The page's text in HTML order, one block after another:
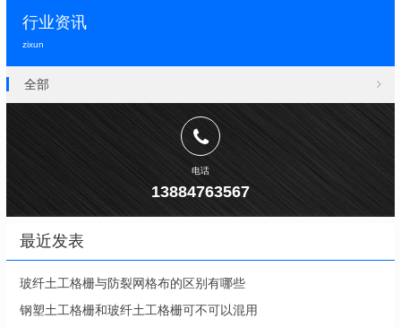
行业资讯
zixun
全部
电话
13884763567
最近发表
玻纤土工格栅与防裂网格布的区别有哪些
钢塑土工格栅和玻纤土工格栅可不可以混用